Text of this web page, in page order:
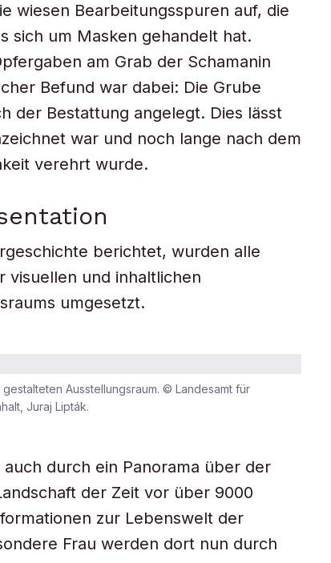
wiesen Bearbeitungsspuren auf, die
sich um Masken gehandelt hat.
am Grab der Schamanin
Befund war dabei: Die Grube
der Bestattung angelegt. Dies lässt
war und noch lange nach dem
verehrt wurde.
berichtet, wurden alle
visuellen und inhaltlichen
umgesetzt.
Ausstellungsraum. © Landesamt für
Juraj Lipták.
durch ein Panorama über der
der Zeit vor über 9000
zur Lebenswelt der
Frau werden dort nun durch